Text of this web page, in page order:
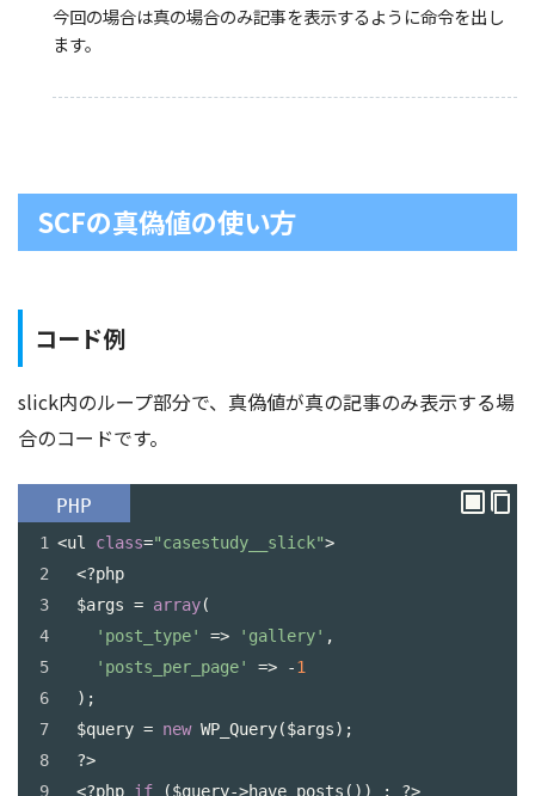
今回の場合は真の場合のみ記事を表示するように命令を出し
ます。
SCFの真偽値の使い方
コード例
slick内のループ部分で、真偽値が真の記事のみ表示する場
合のコードです。
PHP
1 <ul class="casestudy__slick">
2
<?php
3
$args = array(
4
'post_type' => 'gallery' ,
5
'posts_per_page' => -1
6
  );
7
$query = new WP_Query($args);
8
?>
9
<?php if ($query->have_posts ()) : ?>